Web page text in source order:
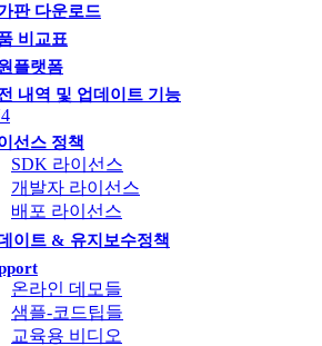
판 다운로드
비교표
플랫폼
내역 및 업데이트 기능
선스 정책
SDK 라이선스
개발자 라이선스
배포 라이선스
이트 & 유지보수정책
온라인 데모들
샘플-코드팁들
교육용 비디오